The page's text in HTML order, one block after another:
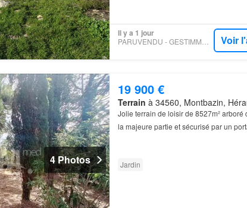
Il y a 1 jour
Voir
4 Photos
19 900 €
Terrain à 34560, Montbazin,
Jolie terrain de loisir de 8527m² arboré
la majeure partie et sécurisé par un
Jardin